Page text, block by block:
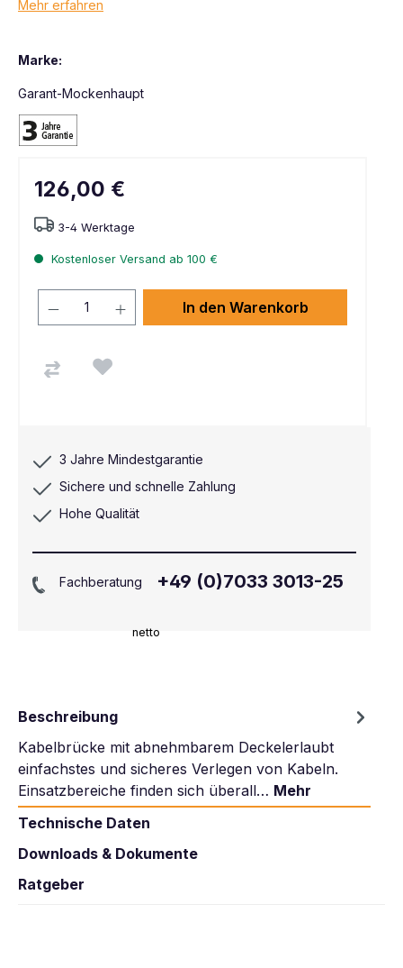
Mehr erfahren
Marke:
Garant-Mockenhaupt
126,00 €
netto
3-4 Werktage
Kostenloser Versand ab 100 €
In den Warenkorb
3 Jahre Mindestgarantie
Sichere und schnelle Zahlung
Hohe Qualität
Fachberatung +49 (0)7033 3013-25
Beschreibung
Kabelbrücke mit abnehmbarem Deckelerlaubt
einfachstes und sicheres Verlegen von Kabeln.
Einsatzbereiche finden sich überall… Mehr
Technische Daten
Downloads & Dokumente
Ratgeber